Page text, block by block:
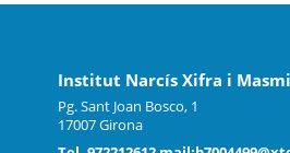
Institut Narcís Xifra i
Pg. Sant Joan Bosco, 1
17007 Girona